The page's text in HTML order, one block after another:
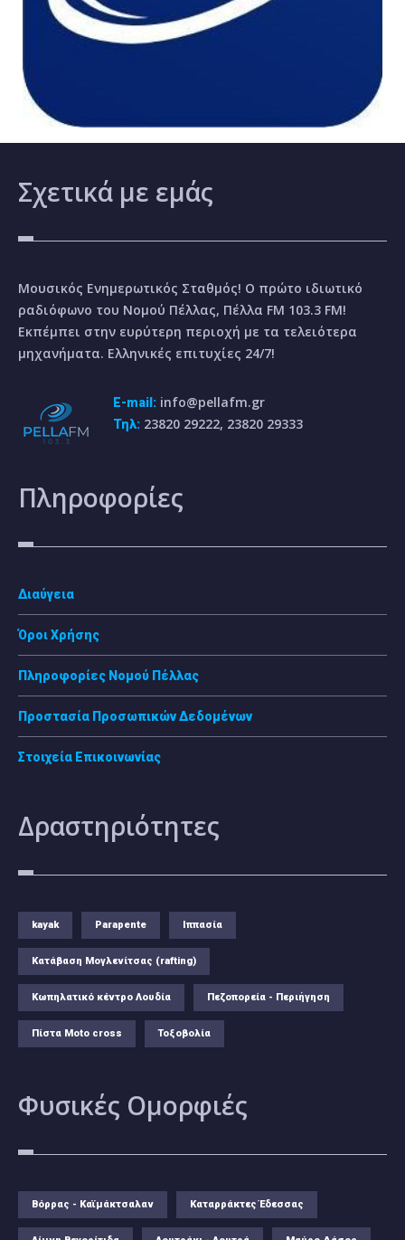
Σχετικά με εμάς
Μουσικός Ενημερωτικός Σταθμός! Ο πρώτο ιδιωτικό
ραδιόφωνο του Νομού Πέλλας, Πέλλα FM 103.3 FM!
Εκπέμπει στην ευρύτερη περιοχή με τα τελειότερα
μηχανήματα. Ελληνικές επιτυχίες 24/7!
E-mail: info@pellafm.gr
Τηλ: 23820 29222, 23820 29333
Πληροφορίες
Διαύγεια
Όροι Χρήσης
Πληροφορίες Νομού Πέλλας
Προστασία Προσωπικών Δεδομένων
Στοιχεία Επικοινωνίας
Δραστηριότητες
kayak Parapente Ιππασία
Κατάβαση Μογλενίτσας (rafting)
Κωπηλατικό κέντρο Λουδία Πεζοπορεία - Περιήγηση
Πίστα Moto cross Τοξοβολία
Φυσικές Ομορφιές
Βόρρας - Καϊμάκτσαλαν Καταρράκτες Έδεσσας